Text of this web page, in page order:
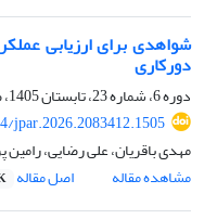
شواهدی برای ارزیابی
دورکاری
دوره 6، شماره 23، تابستان 1405، صفحه
jpar.2026.2083412.1505
مهدی باقریان، علی رضایی، رامین
مشاهده مقاله
اصل مقاله